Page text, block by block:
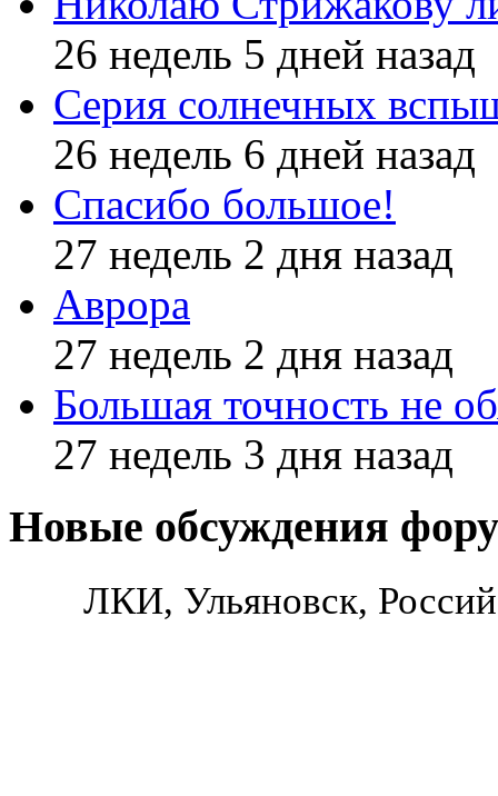
26 недель 5 дней назад
Серия солнечных
26 недель 6 дней назад
Спасибо большое!
27 недель 2 дня назад
Аврора
27 недель 2 дня назад
Большая точность не
27 недель 3 дня назад
Новые обсуждения
ЛКИ, Ульяновск,